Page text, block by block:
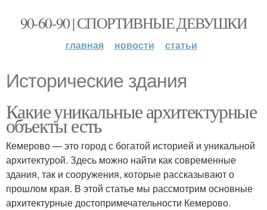
90-60-90 | СПОРТИВНЫЕ ДЕВУШКИ
главная новости статьи
Исторические здания
Какие уникальные архитектурные
объекты есть
Кемерово — это город с богатой историей и уникальной
архитектурой. Здесь можно найти как современные
здания, так и сооружения, которые рассказывают о
прошлом края. В этой статье мы рассмотрим основные
архитектурные достопримечательности Кемерово.